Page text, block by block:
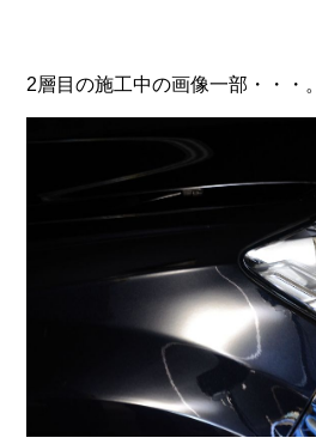
2層目の施工中の画像一部・・・。